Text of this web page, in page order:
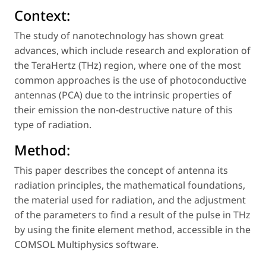
Context:
The study of nanotechnology has shown great
advances, which include research and exploration of
the TeraHertz (THz) region, where one of the most
common approaches is the use of photoconductive
antennas (PCA) due to the intrinsic properties of
their emission the non-destructive nature of this
type of radiation.
Method:
This paper describes the concept of antenna its
radiation principles, the mathematical foundations,
the material used for radiation, and the adjustment
of the parameters to find a result of the pulse in THz
by using the finite element method, accessible in the
COMSOL Multiphysics software.